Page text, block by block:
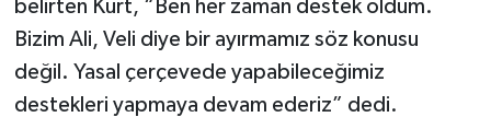
belirten Kurt, “Ben her zaman destek oldum.
Bizim Ali, Veli diye bir ayırmamız söz konusu
değil. Yasal çerçevede yapabileceğimiz
destekleri yapmaya devam ederiz” dedi.